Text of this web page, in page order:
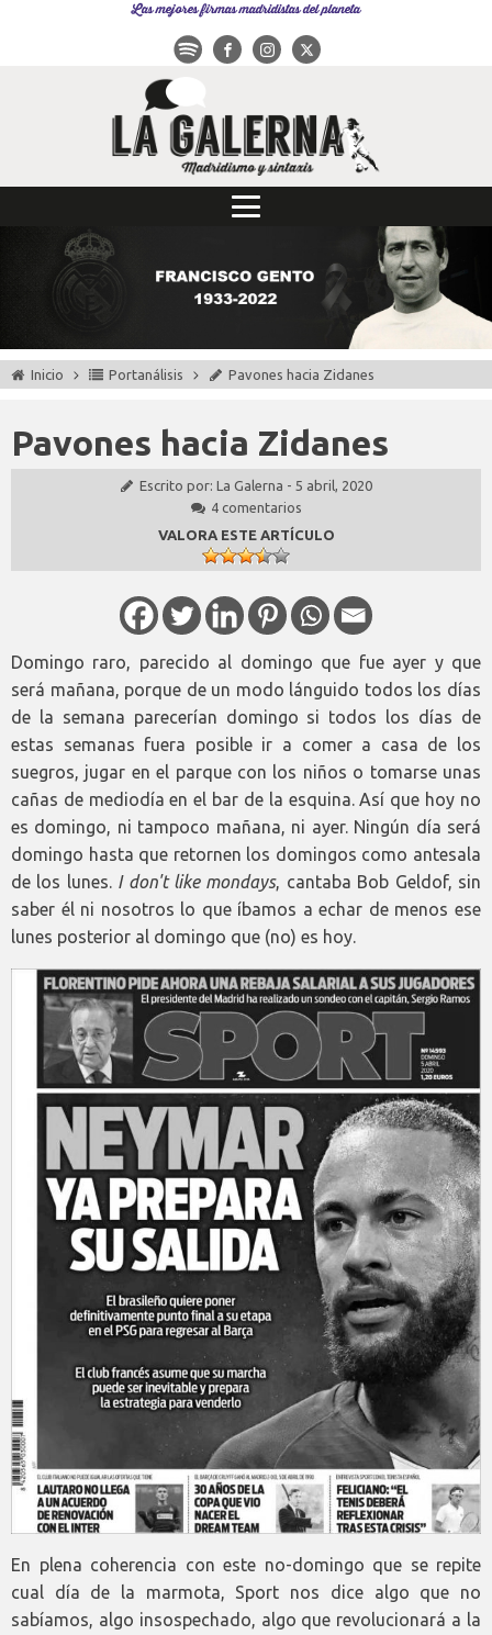
Las mejores firmas madridistas del planeta
Inicio Portanálisis Pavones hacia Zidanes
Pavones hacia Zidanes
Escrito por: La Galerna - 5 abril, 2020
4 comentarios
VALORA ESTE ARTÍCULO
Domingo raro, parecido al domingo que fue ayer y que
será mañana, porque de un modo lánguido todos los días
de la semana parecerían domingo si todos los días de
estas semanas fuera posible ir a comer a casa de los
suegros, jugar en el parque con los niños o tomarse unas
cañas de mediodía en el bar de la esquina. Así que hoy no
es domingo, ni tampoco mañana, ni ayer. Ningún día será
domingo hasta que retornen los domingos como antesala
de los lunes. I don't like mondays, cantaba Bob Geldof, sin
saber él ni nosotros lo que íbamos a echar de menos ese
lunes posterior al domingo que (no) es hoy.
En plena coherencia con este no-domingo que se repite
cual día de la marmota, Sport nos dice algo que no
sabíamos, algo insospechado, algo que revolucionará a la